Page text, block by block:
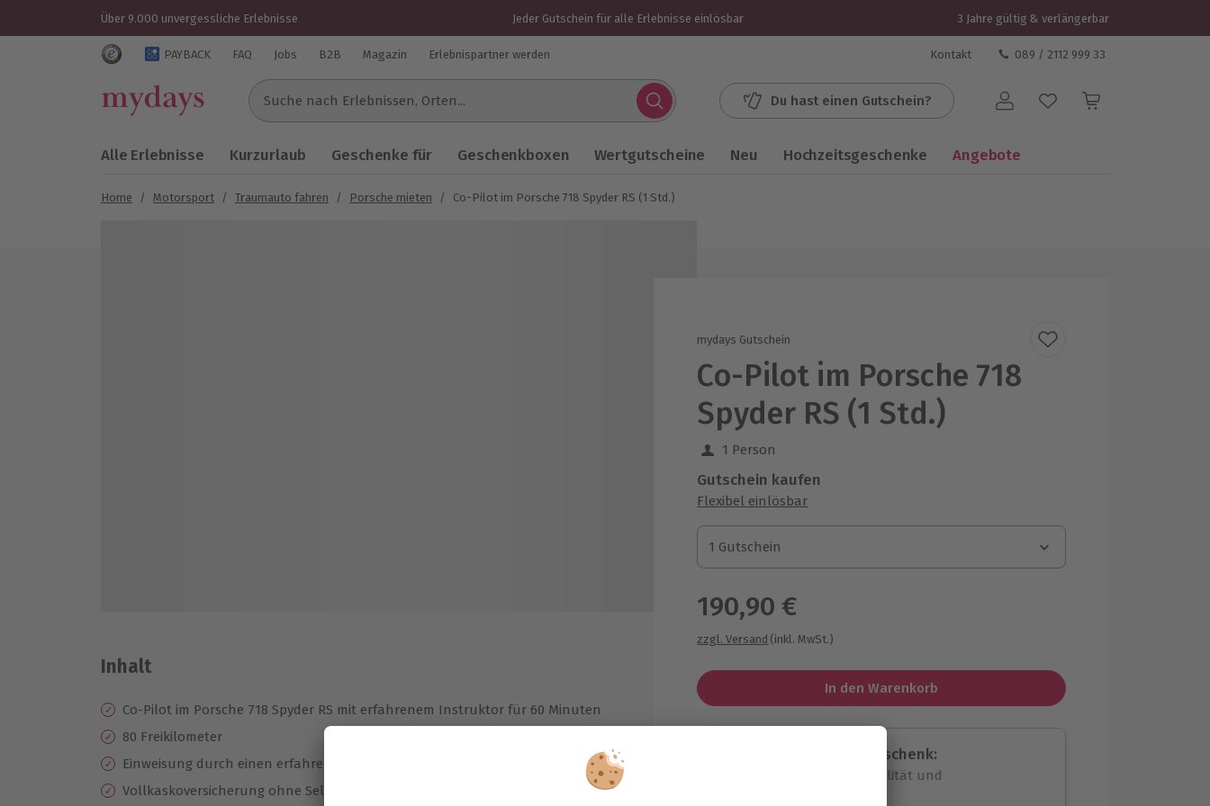
Über 9.000 unvergessliche Erlebnisse Jeder Gutschein für alle Erlebnisse einlösbar 3 Jahre gültig & verlängerbar
Trustedshops Bewertungen für mydays.de
PAYBACK FAQ Jobs B2B Magazin Erlebnispartner werden Kontakt 089 / 2112 999 33
Suche nach Erlebnissen...
Du hast einen Gutschein? Benutzerkonto
Alle Erlebnisse Kurzurlaub Geschenke für Geschenkboxen Wertgutscheine Neu Hochzeitsgeschenke Angebote
Home / Motorsport / Traumauto fahren / Porsche mieten / Co-Pilot im Porsche 718 Spyder RS (1 Std.)
mydays Gutschein
Co-Pilot im Porsche 718
Spyder RS (1 Std.)
1 Person
Gutschein kaufen
Flexibel einlösbar
1 Gutschein
1 Gutschein
1 Gutschein
190,90 €
zzgl. Versand (inkl. MwSt.)
In den Warenkorb
Immer das passende Geschenk:
Große Auswahl, volle Flexibilität und
Inhalt
Co-Pilot im Porsche 718 Spyder RS mit erfahrenem Instruktor für 60 Minuten
80 Freikilometer
Einweisung durch einen erfahrenen Instruktor
Vollkaskoversicherung ohne Selbstbeteiligung